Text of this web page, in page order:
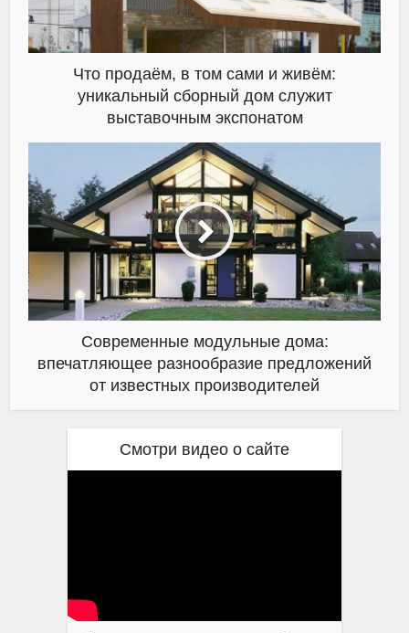
Что продаём, в том сами и живём:
уникальный сборный дом служит
выставочным экспонатом
Современные модульные дома:
впечатляющее разнообразие предложений
от известных производителей
Смотри видео о сайте